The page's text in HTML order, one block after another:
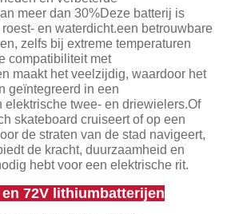
meer dan 30%Deze batterij is
en waterdicht.een betrouwbare
zelfs bij extreme temperaturen
compatibiliteit met
maakt het veelzijdig, waardoor het
geïntegreerd in een
twee- en driewielers.Of
skateboard cruiseert of op een
de straten van de stad navigeert,
de kracht, duurzaamheid en
hebt voor een elektrische rit.
en 72V lithiumbatterijen